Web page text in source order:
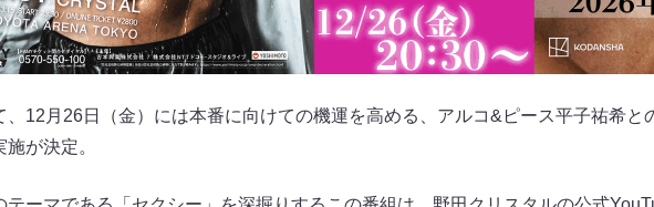
、12月26日（金）には本番に向けての機運を高める、アルコ&ピース平子祐希と
施が決定。